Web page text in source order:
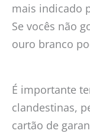
mais indicado
Se vocês não
ouro branco
É importante
clandestinas,
cartão de